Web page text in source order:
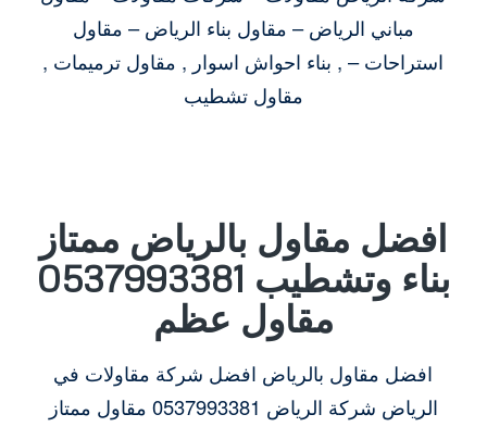
مباني الرياض – مقاول بناء الرياض – مقاول
استراحات – , بناء احواش اسوار , مقاول ترميمات ,
مقاول تشطيب
افضل مقاول بالرياض ممتاز
بناء وتشطيب 0537993381
مقاول عظم
افضل مقاول بالرياض افضل شركة مقاولات في
الرياض شركة الرياض 0537993381 مقاول ممتاز